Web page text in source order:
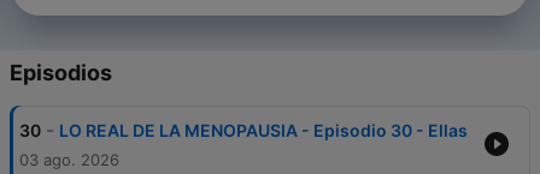
Episodios
30 - LO REAL DE LA MENOPAUSIA - Episodio 30 - Ellas
03 ago. 2026